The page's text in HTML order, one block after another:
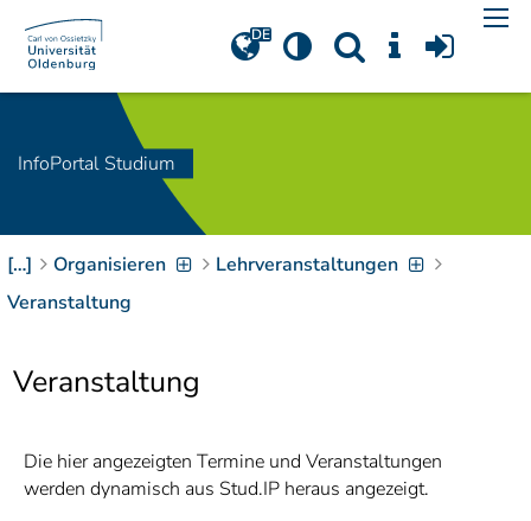
Navigation[Access-Key 1
Choose other language
Zum Inhalt springen
[Access-Key 2
Zur Suche springen
[Access-Key 4]
Zur Hauptnavigation
Zielgruppennavigation
springen
Zur
Brotkrumennavigation
InfoPortal Studium
[…] Organisieren
Lehrveranstaltungen
Veranstaltung
Veranstaltung
Die hier angezeigten Termine und Veranstaltungen
werden dynamisch aus Stud.IP heraus angezeigt.